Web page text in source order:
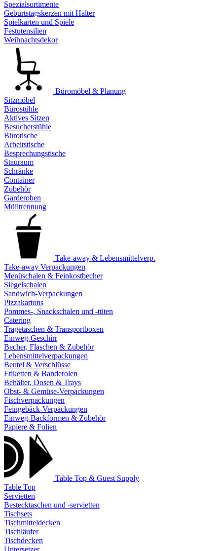
Spezialsortimente
Geburtstagskerzen mit Halter
Spielkarten und Spiele
Festutensilien
Weihnachtsdekor
Büromöbel & Planung
Sitzmöbel
Bürostühle
Aktives Sitzen
Besucherstühle
Bürotische
Arbeitstische
Besprechungstische
Stauraum
Schränke
Container
Zubehör
Garderoben
Mülltrennung
Take-away & Lebensmittelverp.
Take-away Verpackungen
Menüschalen & Feinkostbecher
Siegelschalen
Sandwich-Verpackungen
Pizzakartons
Pommes-, Snackschalen und -tüten
Catering
Tragetaschen & Transportboxen
Einweg-Geschirr
Becher, Flaschen & Zubehör
Lebensmittelverpackungen
Beutel & Verschlüsse
Etiketten & Banderolen
Behälter, Dosen & Trays
Obst- & Gemüse-Verpackungen
Fischverpackungen
Feingebäck-Verpackungen
Einweg-Backformen & Zubehör
Papiere & Folien
Table Top & Guest Supply
Table Top
Servietten
Bestecktaschen und -servietten
Tischsets
Tischmitteldecken
Tischläufer
Tischdecken